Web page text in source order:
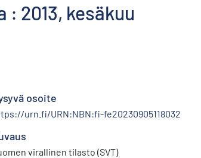
2013, kesäkuu
osoite
urn.fi/URN:NBN:fi-fe20230905118032
virallinen tilasto (SVT)